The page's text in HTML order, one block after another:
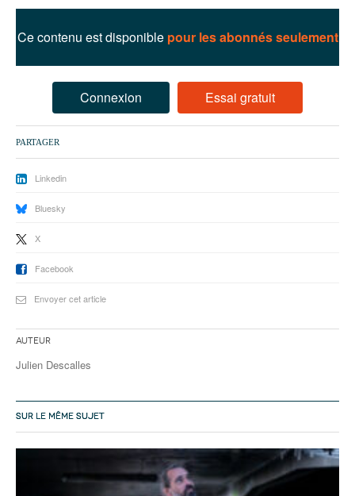
95
Ce contenu est disponible pour les abonnés seulement
Connexion Essai gratuit
PARTAGER
Linkedin
Bluesky
X
Facebook
Envoyer cet article
Auteur
Julien Descalles
SUR LE MÊME SUJET